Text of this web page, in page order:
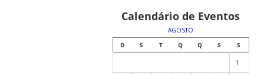
Calendário de Eventos
AGOSTO
D
S T Q Q S S
1